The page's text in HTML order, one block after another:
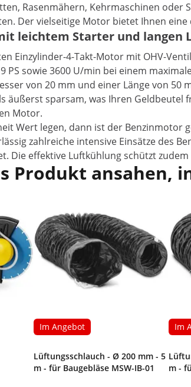
Rasenmähern, Kehrmaschinen
Der vielseitige Motor bietet Ihnen
leichtem Starter und langen
Einzylinder-4-Takt-Motor mit OHV-
PS sowie 3600 U/min bei einem
von 20 mm und einer Länge von
äußerst sparsam, was Ihren
Motor.
Wert legen, dann ist der
zahlreiche intensive Einsätze des
Die effektive Luftkühlung schützt
Produkt ansahen,
Im Angebot
Lüftungsschlauch - Ø 200 mm - 5
m - für Baugebläse MSW-IB-01
Im
m -